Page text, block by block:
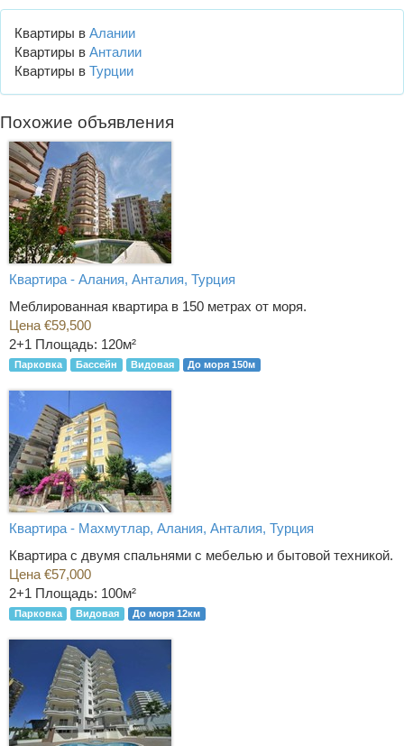
Квартиры в Алании
Квартиры в Анталии
Квартиры в Турции
Похожие объявления
Квартира - Алания, Анталия, Турция
Меблированная квартира в 150 метрах от моря.
Цена €59,500
2+1 Площадь: 120м²
Парковка Бассейн Видовая До моря 150м
Квартира - Махмутлар, Алания, Анталия, Турция
Квартира с двумя спальнями с мебелью и бытовой техникой.
Цена €57,000
2+1 Площадь: 100м²
Парковка Видовая До моря 12км